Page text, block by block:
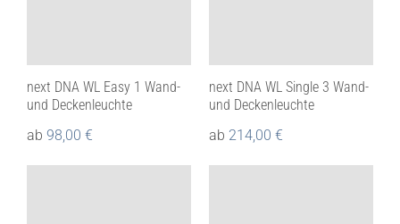
next DNA WL Easy 1 Wand-
und Deckenleuchte
ab 98,00 €
next DNA WL Single 3 Wand-
und Deckenleuchte
ab 214,00 €